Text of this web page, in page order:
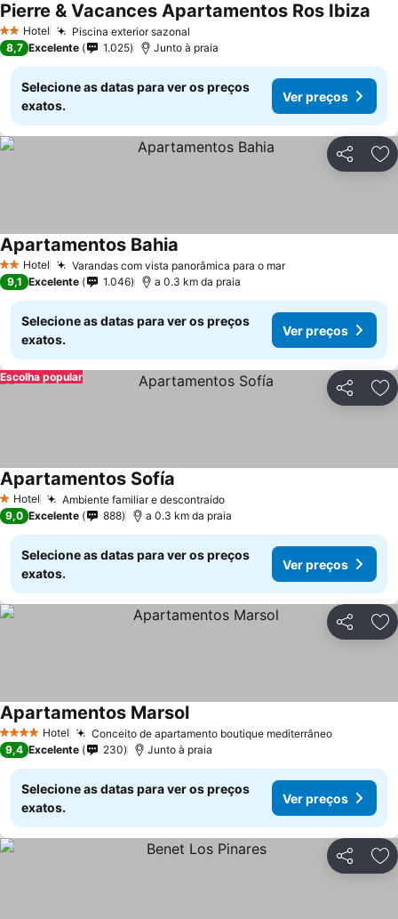
2 Estrelas
Hotel Piscina exterior sazonal
Pierre & Vacances Apartamentos Ros Ibiza
8,7 Excelente 1.025 Junto à praia
Selecione as datas para ver os preços
exatos.
Ver preços
Partilhar
2 Estrelas
Hotel Varandas com vista panorâmica para o marVer preços
Apartamentos Bahia
9,1 Excelente 1.046 a 0.3 km da praia
Selecione as datas para ver os preços
exatos.
Ver preços
Partilhar
Escolha popular
1 Estrelas
Hotel Ambiente familiar e descontraídoVer preços
Apartamentos Sofía
9,0 Excelente 888 a 0.3 km da praia
Selecione as datas para ver os preços
exatos.
Ver preços
Partilhar
4 EstrelasHotel Conceito de apartamento boutique mediterrâneoVer
Apartamentos MarsolVer preços
9,4 Excelente 230 Junto à praia
Selecione as datas para ver os preços
exatos.
Ver preços
Partilhar